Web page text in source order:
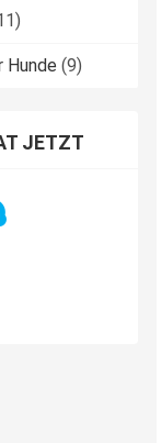
Hunde (9)
JETZT